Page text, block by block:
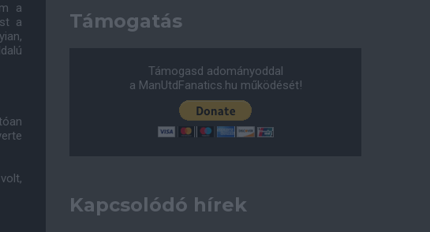
a
a
Támogatás
Támogasd adományoddal
a ManUtdFanatics.hu működését!
Kapcsolódó hírek